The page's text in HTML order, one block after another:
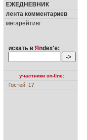
ЕЖЕДНЕВНИК
лента комментариев
мегарейтинг
искать в Я ndex'е:
участники on-line:
Гостей: 17